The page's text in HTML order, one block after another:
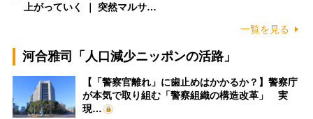
上がっていく ｜ 突然マルサ…
一覧を見る
河合雅司「人口減少ニッポンの活路」
【「警察官離れ」に歯止めはかかるか？】警察庁
が本気で取り組む「警察組織の構造改革」 実
現…